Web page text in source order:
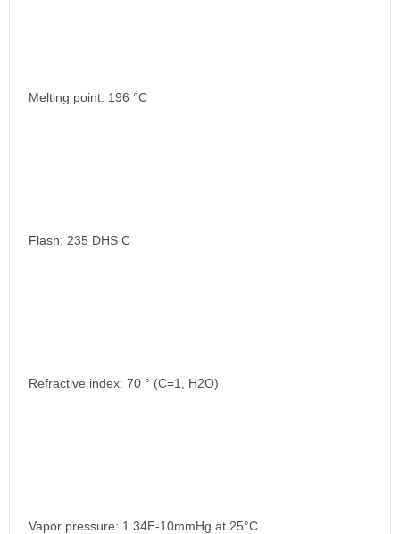
Melting point: 196 °C
Flash: 235 DHS C
Refractive index: 70 ° (C=1, H2O)
Vapor pressure: 1.34E-10mmHg at 25°C